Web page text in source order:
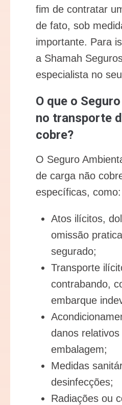
fim de contratar
de fato, sob
importante. Para
a Shamah
especialista no
O que o
no transporte
cobre?
O Seguro
de carga não
específicas, como:
Atos ilícitos,
omissão
segurado;
Transporte
contrabando,
embarque
danos relativos
embalagem;
Medidas
desinfecções;
Radiações ou